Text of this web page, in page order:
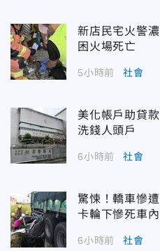
新店民宅火警
困火場死亡
5小時前 社會
美化帳戶助貸
洗錢人頭戶
6小時前 社會
驚悚！轎車慘
卡輪下慘死車內
6小時前 社會